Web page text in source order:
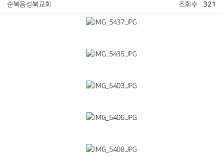
순복음성북교회 조회수 321